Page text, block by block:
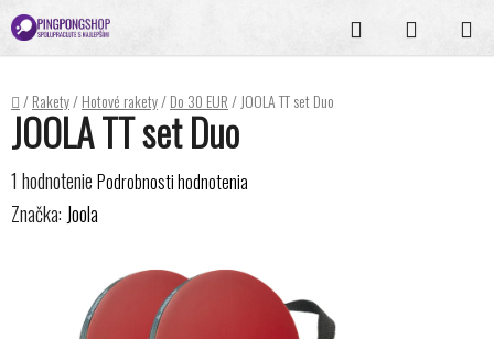
Prejsť
na
obsah
Hľadať
KOŠÍK
Domov
/Rakety/Hotové rakety/Do 30 EUR/JOOLA TT set Duo
JOOLA TT set Duo
Priemerné
hodnotenie
1 hodnotenie Podrobnosti hodnotenia
Značka: Joola